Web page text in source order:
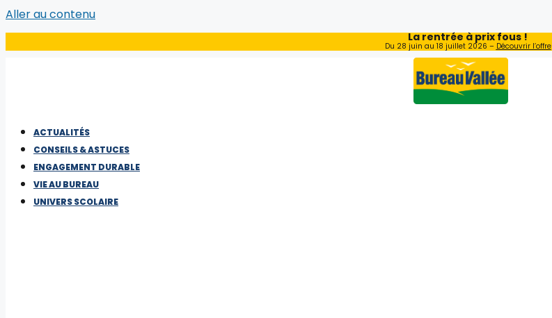
Aller au contenu
La rentrée à prix fous !
Du 28 juin au 18 juillet 2026 – Découvrir l’offre
ACTUALITÉS
CONSEILS & ASTUCES
ENGAGEMENT DURABLE
VIE AU BUREAU
UNIVERS SCOLAIRE